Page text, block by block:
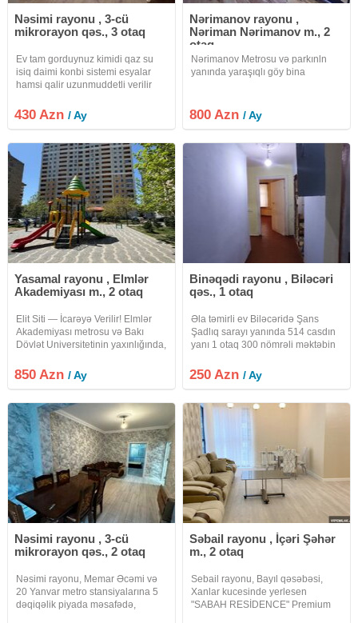
Nəsimi rayonu , 3-cü
mikrorayon qəs., 3 otaq
Ev tam gorduynuz kimidi qaz su
isiq daimi konbi sistemi esyalar
hamsi qalir uzunmuddetli verilir
430 Azn/ Ay
Nərimanov rayonu ,
Nəriman Nərimanov m., 2
otaq
Nərimanov Metrosu və parkınln
yanında yaraşıqlı göy bina
800 Azn/ Ay
Yasamal rayonu , Elmlər
Akademiyası m., 2 otaq
Elit Siti — İcarəyə Verilir! Elmlər
Akademiyası metrosu və Bakı
Dövlət Universitetinin yaxınlığında,
düzəltmə Tam təmirli, bütün əşyalı
mənzil uzun müddətliyə kirayə
850 Azn/ Ay
Binəqədi rayonu , Biləcəri
qəs., 1 otaq
Əla təmirli ev Biləcəridə Şans
Şadlıq sarayı yanında 514 casdın
yanı 1 otaq 300 nömrəli məktəbin
vəziyətdə olan ev verlir başqa
evlər də var öz şəkilləri
250 Azn/ Ay
Nəsimi rayonu , 3-cü
mikrorayon qəs., 2 otaq
Nəsimi rayonu, Memar Əcəmi və
20 Yanvar metro stansiyalarına 5
dəqiqəlik piyada məsafədə,
Səbail rayonu , İçəri Şəhər
m., 2 otaq
Sebail rayonu, Bayıl qəsəbəsi,
Xanlar kucesinde yerlesen
"SABAH RESİDENCE" Premium